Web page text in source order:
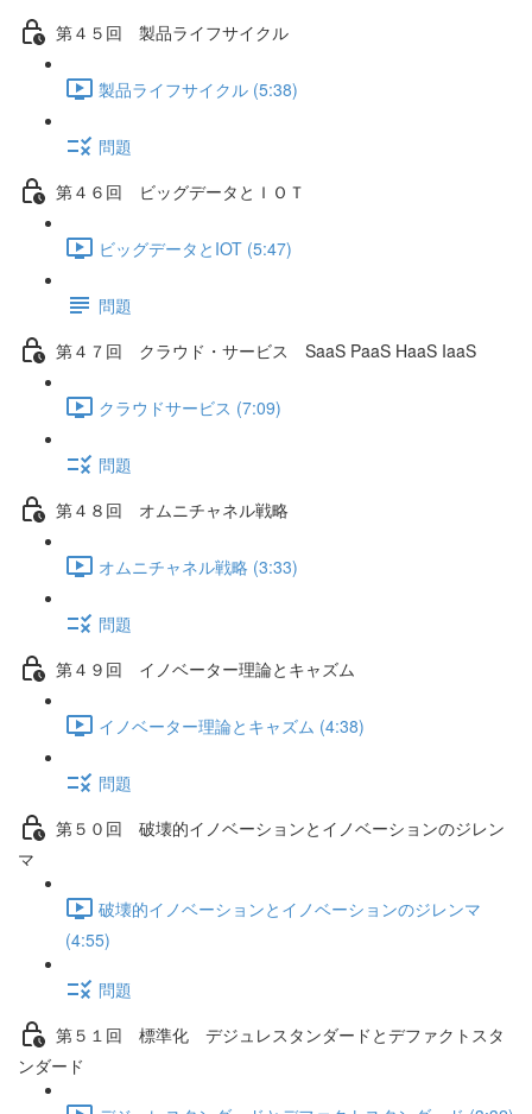
第４５回 製品ライフサイクル
製品ライフサイクル (5:38)
問題
第４６回 ビッグデータとＩＯＴ
ビッグデータとIOT (5:47)
問題
第４７回 クラウド・サービス SaaS PaaS HaaS IaaS
クラウドサービス (7:09)
問題
第４８回 オムニチャネル戦略
オムニチャネル戦略 (3:33)
問題
第４９回 イノベーター理論とキャズム
イノベーター理論とキャズム (4:38)
問題
第５０回 破壊的イノベーションとイノベーションのジレン
マ
破壊的イノベーションとイノベーションのジレンマ
(4:55)
問題
第５１回 標準化 デジュレスタンダードとデファクトスタ
ンダード